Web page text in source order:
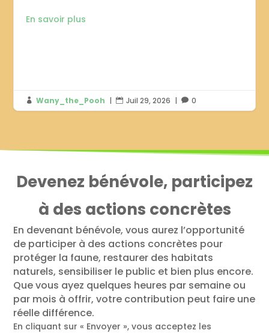
En savoir plus
 Wany_the_Pooh |  Juil 29, 2026 |  0
Devenez bénévole, participez
à des actions concrètes
En devenant bénévole, vous aurez l’opportunité
de participer à des actions concrètes pour
protéger la faune, restaurer des habitats
naturels, sensibiliser le public et bien plus encore.
Que vous ayez quelques heures par semaine ou
par mois à offrir, votre contribution peut faire une
réelle différence.
En cliquant sur « Envoyer », vous acceptez les